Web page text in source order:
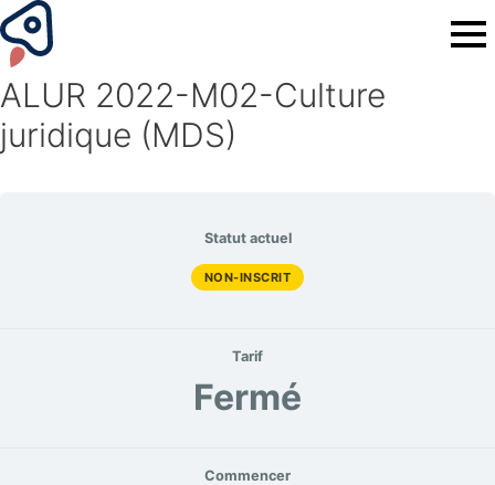
ALUR 2022-M02-Culture
juridique (MDS)
Statut actuel
NON-INSCRIT
Tarif
Fermé
Commencer